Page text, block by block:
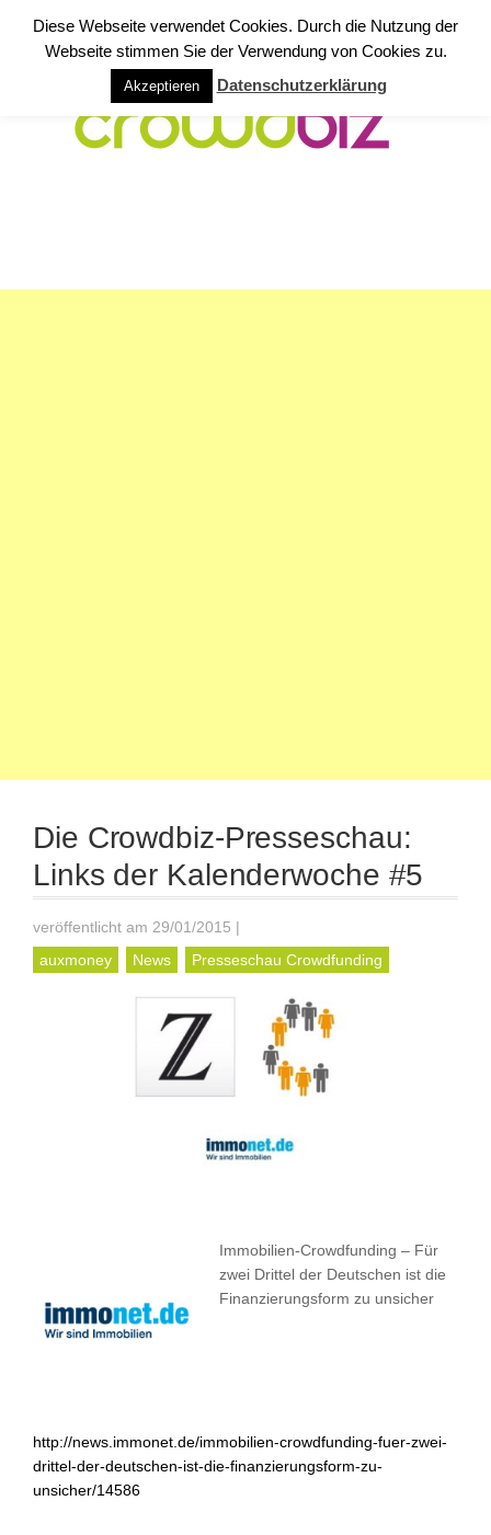
Die Crowdbiz-Presseschau:
Links der Kalenderwoche #5
veröffentlicht am 29/01/2015 |
auxmoney
News Presseschau Crowdfunding
Immobilien-Crowdfunding – Für
zwei Drittel der Deutschen ist die
Finanzierungsform zu unsicher
http://news.immonet.de/immobilien-crowdfunding-fuer-zwei-
drittel-der-deutschen-ist-die-finanzierungsform-zu-
unsicher/14586
Diese Webseite verwendet Cookies. Durch die Nutzung der
Webseite stimmen Sie der Verwendung von Cookies zu.
Akzeptieren Datenschutzerklärung